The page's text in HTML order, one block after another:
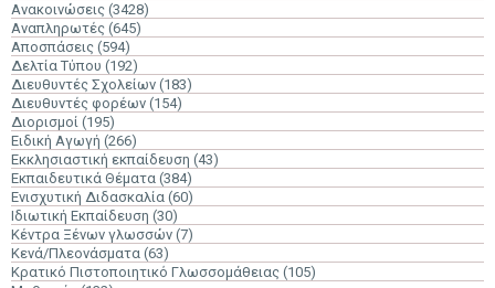
Ανακοινώσεις (3428)
Αναπληρωτές (645)
Αποσπάσεις (594)
Δελτία Τύπου (192)
Διευθυντές Σχολείων (183)
Διευθυντές φορέων (154)
Διορισμοί (195)
Ειδική Αγωγή (266)
Εκκλησιαστική εκπαίδευση (43)
Εκπαιδευτικά Θέματα (384)
Ενισχυτική Διδασκαλία (60)
Ιδιωτική Εκπαίδευση (30)
Κέντρα Ξένων γλωσσών (7)
Κενά/Πλεονάσματα (63)
Κρατικό Πιστοποιητικό Γλωσσομάθειας (105)